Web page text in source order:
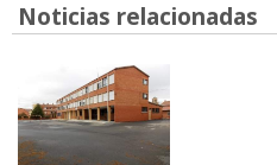
Noticias relacionadas